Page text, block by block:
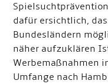
dafür ersichtlich,
Bundesländern
näher aufzuklären
Werbemaßnahmen
Umfange nach